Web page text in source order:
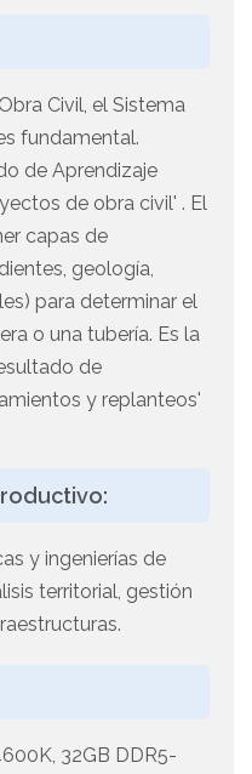
Civil, el Sistema
fundamental.
de Aprendizaje
de obra civil' . El
capas de
geología,
para determinar el
o una tubería. Es la
de
y replanteos'
y ingenierías de
territorial, gestión
32GB DDR5-